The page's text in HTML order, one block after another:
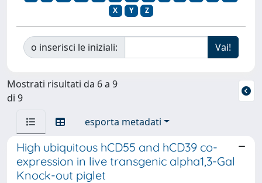
X
Y Z
o inserisci le iniziali:
Mostrati risultati da 6 a 9
di 9
esporta metadati
High ubiquitous hCD55 and hCD39 co-
expression in live transgenic alpha1,3-Gal
Knock-out piglet